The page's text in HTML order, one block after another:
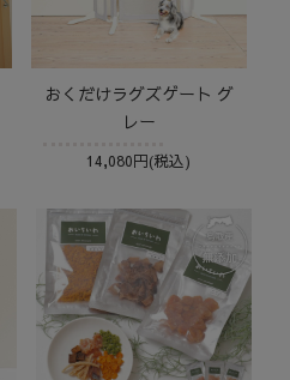
おくだけラグズゲート グ
レー
14,080円(税込)